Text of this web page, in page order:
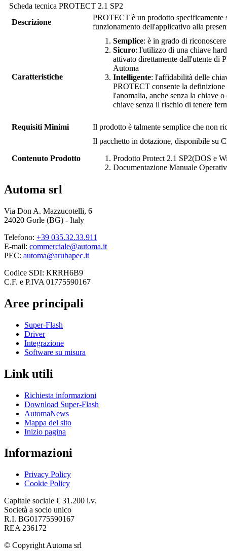
Scheda tecnica PROTECT 2.1 SP2
Descrizione
PROTECT è un prodotto
funzionamento dell'applicativo alla
Caratteristiche
Semplice: è in grado di
Sicuro: l'utilizzo di una chiave
attivato direttamente dall'utente di
Automa
Intelligente: l'affidabilità delle
PROTECT consente la
l'anomalia, anche senza la chiave
chiave senza il rischio di tenere
Requisiti Minimi Il prodotto è talmente semplice che non
Contenuto Prodotto
Il pacchetto in dotazione, disponibile su
Prodotto Protect 2.1 SP2(DOS e
Documentazione Manuale
Automa srl
Via Don A. Mazzucotelli, 6
24020 Gorle (BG) - Italy
Telefono: +39 035.32.33.911
E-mail: commerciale@automa.it
PEC: automa@arubapec.it
Codice SDI: KRRH6B9
C.F. e P.IVA 01775590167
Aree principali
Super-Flash
Driver
Integrazione
Software su misura
Link utili
Richiesta informazioni
Download Super-Flash
AutomaNews
Mappa del sito
Inizio pagina
Informazioni
Privacy Policy
Cookie Policy
Capitale sociale € 31.200 i.v.
Società a socio unico
R.I. BG01775590167
REA 236172
© Copyright Automa srl